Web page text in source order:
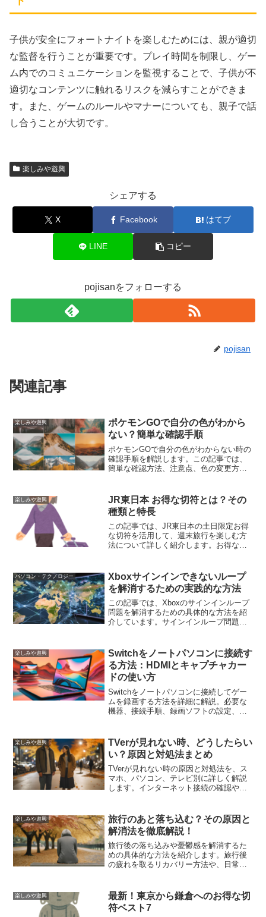
子供が安全にフォートナイトを楽しむためには、親が適切
な監督を行うことが重要です。プレイ時間を制限し、ゲー
ム内でのコミュニケーションを監視することで、子供が不
適切なコンテンツに触れるリスクを減らすことができま
す。また、ゲームのルールやマナーについても、親子で話
し合うことが大切です。
楽しみや遊興
シェアする
X Facebook はてブ
LINE コピー
pojisanをフォローする
pojisan
関連記事
楽しみや遊興
ポケモンGOで自分の色がわから
ない？簡単な確認手順
ポケモンGOで自分の色がわからない時の
確認手順を解説します。この記事では、
簡単な確認方法、注意点、色の変更方
分の色を確認でき、ゲーム内での活動が
スムーズに進むことでしょう。
楽しみや遊興
JR東日本 お得な切符とは？その
種類と特長
この記事では、JR東日本の土日限定お得
な切符を活用して、週末旅行を楽しむ方
法について詳しく紹介します。お得な切
画中の方に役立つ情報が満載です。
パソコン・テクノロジー
Xboxサインインできないループ
を解消するための実践的な方法
この記事では、Xboxのサインインループ
問題を解消するための具体的な方法を紹
介しています。サインインループ問題の
シュとCookieのクリア、出荷時の設定に
戻すなどの解決策を詳しく説明していま
す。また、問題を防ぐための予防策も提
供しています。
楽しみや遊興
Switchをノートパソコンに接続す
る方法：HDMIとキャプチャカー
ドの使い方
Switchをノートパソコンに接続してゲー
ムを録画する方法を詳細に解説。必要な
機器、接続手順、録画ソフトの設定、ト
楽しみや遊興
TVerが見れない時、どうしたらい
い？原因と対処法まとめ
TVerが見れない時の原因と対処法を、ス
マホ、パソコン、テレビ別に詳しく解説
します。インターネット接続の確認やア
楽しみや遊興
旅行のあと落ち込む？その原因と
解消法を徹底解説！
旅行後の落ち込みや憂鬱感を解消するた
めの具体的な方法を紹介します。旅行後
の疲れを取るリカバリー方法や、日常生
楽しみや遊興
最新！東京から鎌倉へのお得な切
符ベスト7